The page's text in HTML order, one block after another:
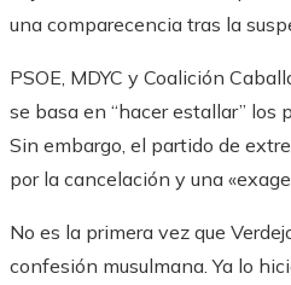
una comparecencia tras la
PSOE, MDYC y Coalición
se basa en “hacer estallar” los
Sin embargo, el partido de
por la cancelación y una
No es la primera vez que
confesión musulmana. Ya lo